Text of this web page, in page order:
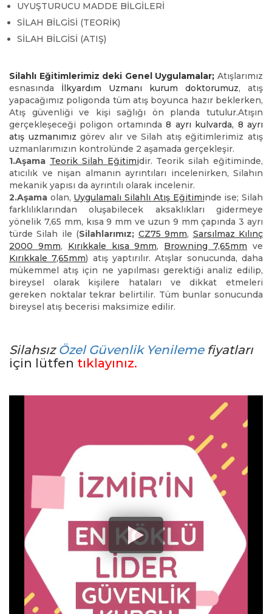
UYUŞTURUCU MADDE BİLGİLERİ
SİLAH BİLGİSİ (TEORİK)
SİLAH BİLGİSİ (ATIŞ)
Silahlı Eğitimlerimiz deki Genel Uygulamalar; Atışlarımız
esnasında İlkyardım Uzmanı kurum doktorumuz, atış
yapacağımız poligonda tüm atış boyunca hazır beklerken,
Atış güvenliği ve kişi sağlığı ön planda tutulur.Atışın
gerçekleşeceği poligon ortamında8 ayrı kulvarda, 8 ayrı
atış uzmanımız görev alır ve Silah atış eğitimlerimiz atış
uzmanlarımızın kontrolünde 2 aşamada gerçekleşir.
1.Aşama Teorik Silah Eğitimidir. Teorik silah eğitiminde,
atıcılık ve nişan almanın ayrıntıları incelenirken, Silahın
mekanik yapısı da ayrıntılı olarak incelenir.
2.Aşama olan, Uygulamalı Silahlı Atış Eğitiminde ise; Silah
farklılıklarından oluşabilecek aksaklıkları gidermeye
yönelik 7,65 mm, kısa 9 mm ve uzun 9 mm çapında 3 ayrı
türde Silah ile (Silahlarımız; CZ75 9mm, Sarsılmaz Kılınç
2000 9mm, Kırıkkale kısa 9mm, Browning 7,65mm ve
Kırıkkale 7,65mm) atış yaptırılır. Atışlar sonucunda, daha
mükemmel atış için ne yapılması gerektiği analiz edilip,
bireysel olarak kişilere hataları ve dikkat etmeleri
gereken noktalar tekrar belirtilir. Tüm bunlar sonucunda
bireysel atış becerisi maksimize edilir.
Silahsız Özel Güvenlik Yenilemefiyatları
için lütfen tıklayınız.